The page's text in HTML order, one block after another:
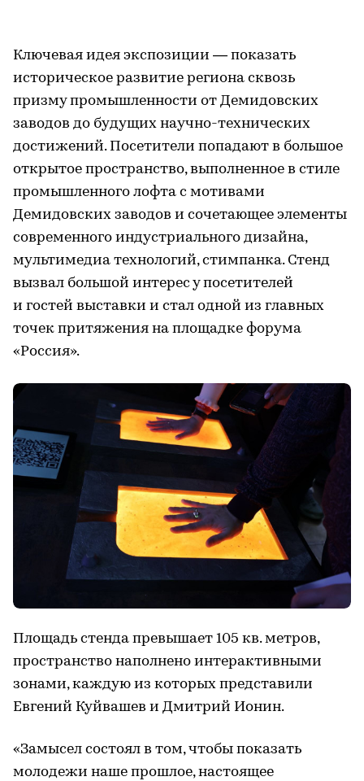
Ключевая идея экспозиции — показать
историческое развитие региона сквозь
призму промышленности от Демидовских
заводов до будущих научно-технических
достижений. Посетители попадают в большое
открытое пространство, выполненное в стиле
промышленного лофта с мотивами
Демидовских заводов и сочетающее элементы
современного индустриального дизайна,
мультимедиа технологий, стимпанка. Стенд
вызвал большой интерес у посетителей
и гостей выставки и стал одной из главных
точек притяжения на площадке форума
«Россия».
Площадь стенда превышает 105 кв. метров,
пространство наполнено интерактивными
зонами, каждую из которых представили
Евгений Куйвашев и Дмитрий Ионин.
«Замысел состоял в том, чтобы показать
молодежи наше прошлое, настоящее